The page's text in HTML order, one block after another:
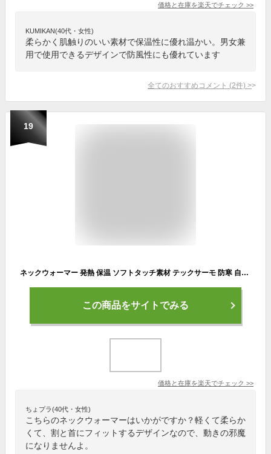
価格と在庫を楽天でチェック >>
KUMIKAN(40代・女性)
柔らかく肌触りのいい素材で保温性に優れ温かい。男女兼
用で使用できるデザインで防風性にも優れています
全てのおすすめコメント (2件) >
19
ネックウォーマー 発熱 保温 ソフトタッチ素材 テックサーモ 防寒 自転車 バイク スポーツ 外仕事 おたふく手袋 JW-122 送料無料☆
この商品をサイトでみる
価格と在庫を楽天でチェック >>
ちょプラ(40代・女性)
こちらのネックウォーマーはいかがですか？軽くて柔らか
くて、割と首にフィットするデザインなので、動きの邪魔
になりませんよ。